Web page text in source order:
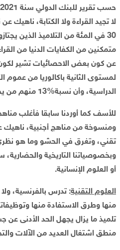
لا تجيد القراءة ولا الكتابة،
30 في المئة من التلاميذ الذين
متمكنين من الكفايات الدنيا من
عن كون بعض الاحصائيات تشير
لمستوى الثانية باكالوريا من عموم
الدراسية، وأن نسبة%13 منهم من يحصل على شهادة الباكالوريا.
للأسف كما أوردنا سابقا فأغلب
ومنسوخة من مناهج أجنبية، ناهيك
تقني، وتغرق في الحشو وما هو
وبخصوصياتنا التاريخية والحضارية،
أو العلوم الإنسانية.
العلوم التقنية: تدرس بالفرنسية،
منها وطرق الاستفادة منها
تلميذ ما يزال يجهل الحد الأدنى
منطق اشتغال العديد من الآلات